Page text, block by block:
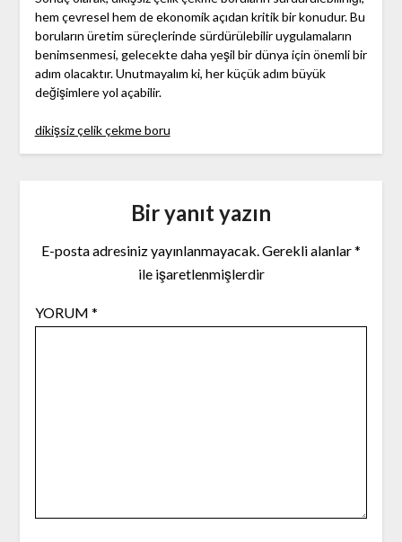
hem çevresel hem de ekonomik açıdan kritik bir konudur. Bu
boruların üretim süreçlerinde sürdürülebilir uygulamaların
benimsenmesi, gelecekte daha yeşil bir dünya için önemli bir
adım olacaktır. Unutmayalım ki, her küçük adım büyük
değişimlere yol açabilir.
dikişsiz çelik çekme boru
Bir yanıt yazın
E-posta adresiniz yayınlanmayacak.Gerekli alanlar*
ile işaretlenmişlerdir
YORUM *